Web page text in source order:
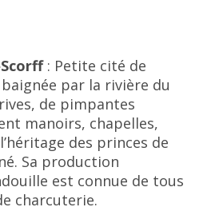
Scorff : Petite cité de
par la rivière du
de pimpantes
manoirs, chapelles,
des princes de
Sa production
est connue de tous
charcuterie.